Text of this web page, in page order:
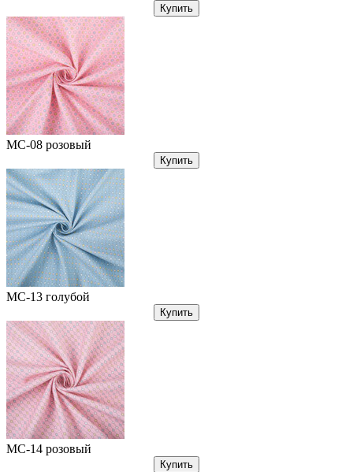
Купить
МС-08 розовый
Купить
МС-13 голубой
Купить
МС-14 розовый
Купить